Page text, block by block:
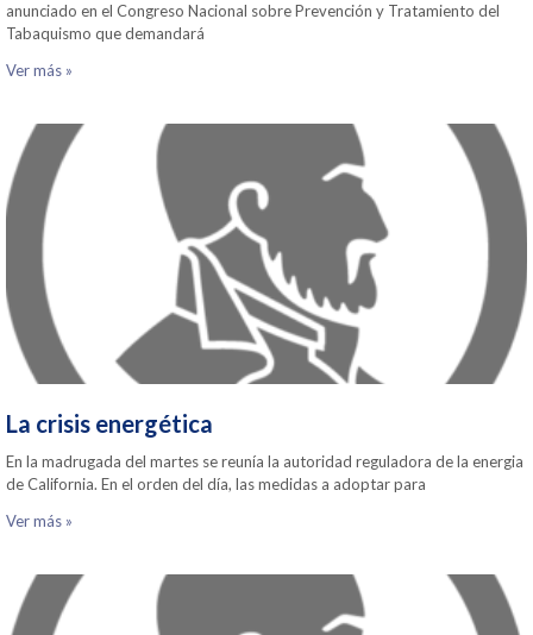
anunciado en el Congreso Nacional sobre Prevención y Tratamiento del
Tabaquismo que demandará
Ver más »
La crisis energética
En la madrugada del martes se reunía la autoridad reguladora de la energia
de California. En el orden del día, las medidas a adoptar para
Ver más »